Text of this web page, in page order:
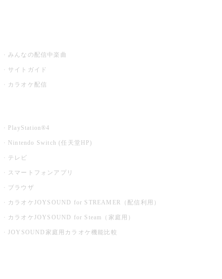
みんなの配信中楽曲
サイトガイド
カラオケ配信
PlayStation®4
Nintendo Switch (任天堂HP)
テレビ
スマートフォンアプリ
ブラウザ
カラオケJOYSOUND for STREAMER（配信利用）
カラオケJOYSOUND for Steam（家庭用）
JOYSOUND家庭用カラオケ機能比較